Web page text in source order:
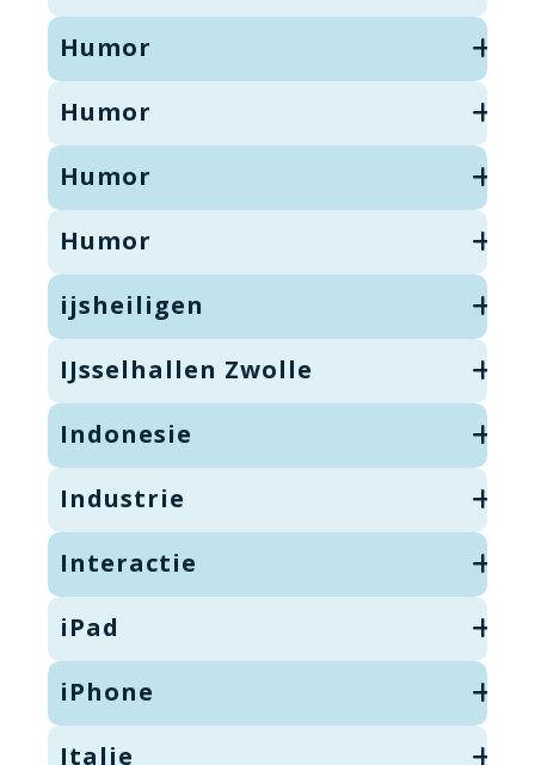
Humor
Humor
Humor
Humor
ijsheiligen
IJsselhallen Zwolle
Indonesie
Industrie
Interactie
iPad
iPhone
Italie